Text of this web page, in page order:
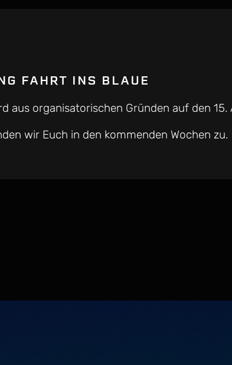
FAHRT INS BLAUE
aus organisatorischen Gründen auf den
wir Euch in den kommenden Wochen zu.